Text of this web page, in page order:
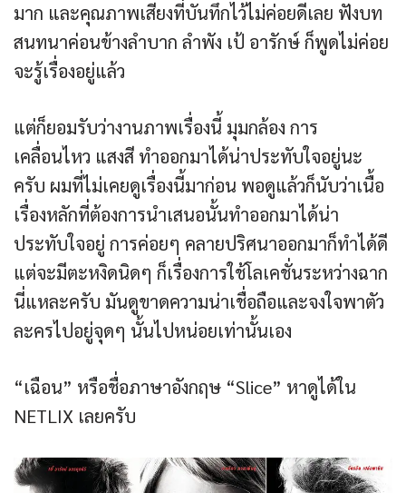
มาก และคุณภาพเสียงที่บันทึกไว้ไม่ค่อยดีเลย ฟังบท
สนทนาค่อนข้างลำบาก ลำพัง เป้ อารักษ์ ก็พูดไม่ค่อย
จะรู้เรื่องอยู่แล้ว
แต่ก็ยอมรับว่างานภาพเรื่องนี้ มุมกล้อง การ
เคลื่อนไหว แสงสี ทำออกมาได้น่าประทับใจอยู่นะ
ครับ ผมที่ไม่เคยดูเรื่องนี้มาก่อน พอดูแล้วก็นับว่าเนื้อ
เรื่องหลักที่ต้องการนำเสนอนั้นทำออกมาได้น่า
ประทับใจอยู่ การค่อยๆ คลายปริศนาออกมาก็ทำได้ดี
แต่จะมีตะหงิดนิดๆ ก็เรื่องการใช้โลเคชั่นระหว่างฉาก
นี่แหละครับ มันดูขาดความน่าเชื่อถือและจงใจพาตัว
ละครไปอยู่จุดๆ นั้นไปหน่อยเท่านั้นเอง
“เฉือน” หรือชื่อภาษาอังกฤษ “Slice” หาดูได้ใน
NETLIX เลยครับ